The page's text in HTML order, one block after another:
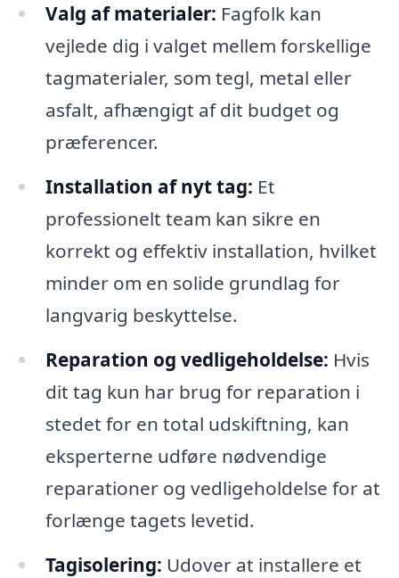
Valg af materialer: Fagfolk kan
vejlede dig i valget mellem forskellige
tagmaterialer, som tegl, metal eller
asfalt, afhængigt af dit budget og
præferencer.
Installation af nyt tag: Et
professionelt team kan sikre en
korrekt og effektiv installation, hvilket
minder om en solide grundlag for
langvarig beskyttelse.
Reparation og vedligeholdelse: Hvis
dit tag kun har brug for reparation i
stedet for en total udskiftning, kan
eksperterne udføre nødvendige
reparationer og vedligeholdelse for at
forlænge tagets levetid.
Tagisolering: Udover at installere et